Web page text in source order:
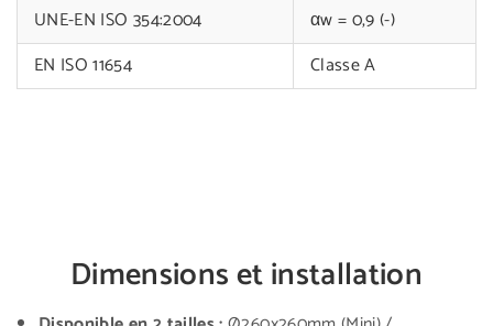
UNE-EN ISO 354:2004
αw = 0,9 (-)
EN ISO 11654
Classe A
Dimensions et installation